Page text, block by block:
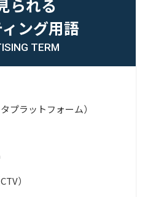
られる
ング用語
TERM
プラットフォーム）
）